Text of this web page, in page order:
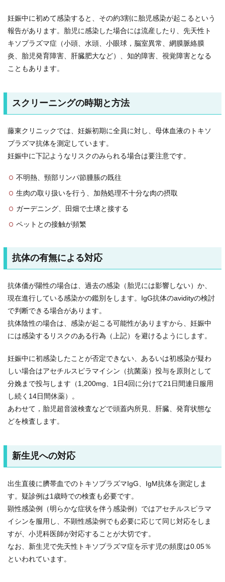
妊娠中に初めて感染すると、その約3割に胎児感染が起こるという
報告があります。胎児に感染した場合には流産したり、先天性ト
キソプラズマ症（小頭、水頭、小眼球，脳室異常、網膜脈絡膜
炎、胎児発育障害、肝臓肥大など）、知的障害、視覚障害となる
こともあります。
スクリーニングの時期と方法
藤東クリニックでは、妊娠初期に全員に対し、母体血液のトキソ
プラズマ抗体を測定しています。
妊娠中に下記ようなリスクのみられる場合は要注意です。
不明熱、頸部リンパ節腫脹の既往
生肉の取り扱いを行う、加熱処理不十分な肉の摂取
ガーデニング、田畑で土壌と接する
ペットとの接触が頻繁
抗体の有無による対応
抗体価が陽性の場合は、過去の感染（胎児には影響しない）か、
現在進行している感染かの鑑別をします。IgG抗体のavidityの検討
で判断できる場合があります。
抗体陰性の場合は、感染が起こる可能性がありますから、妊娠中
には感染するリスクのある行為（上記）を避けるようにします。
妊娠中に初感染したことが否定できない、あるいは初感染が疑わ
しい場合はアセチルスピラマイシン（抗菌薬）投与を原則として
分娩まで投与します（1,200mg、1日4回に分けて21日間連日服用
し続く14日間休薬）。
あわせて，胎児超音波検査などで頭蓋内所見、肝臓、発育状態な
どを検査します。
新生児への対応
出生直後に臍帯血でのトキソプラズマIgG、IgM抗体を測定しま
す。疑診例は1歳時での検査も必要です。
顕性感染例（明らかな症状を伴う感染例）ではアセチルスピラマ
イシンを服用し、不顕性感染例でも必要に応じて同じ対応をしま
すが、小児科医師が対応することが大切です。
なお、新生児で先天性トキソプラズマ症を示す児の頻度は0.05％
といわれています。